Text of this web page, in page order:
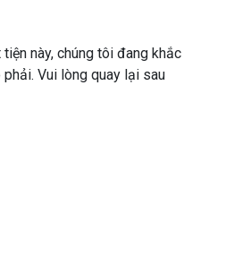
này, chúng tôi đang khắc
Vui lòng quay lại sau